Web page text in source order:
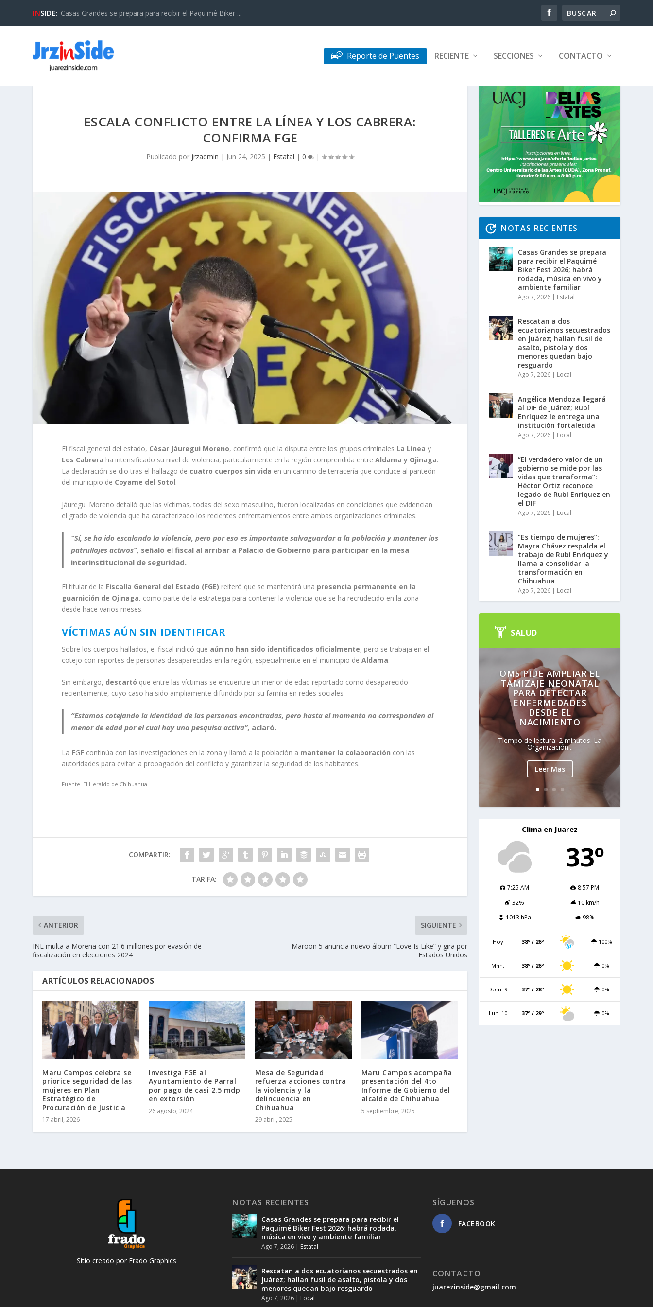
INSIDE: Casas Grandes se prepara para recibir el Paquimé Biker ...
Reporte de Puentes RECIENTE SECCIONES CONTACTO
ESCALA CONFLICTO ENTRE LA LÍNEA Y LOS CABRERA:
CONFIRMA FGE
Publicado por jrzadmin | Jun 24, 2025 | Estatal |0 |
El fiscal general del estado, César Jáuregui Moreno, confirmó que la disputa entre los grupos criminales La Línea y
Los Cabrera ha intensificado su nivel de violencia, particularmente en la región comprendida entreAldama y Ojinaga.
La declaración se dio tras el hallazgo de cuatro cuerpos sin vida en un camino de terracería que conduce al panteón
del municipio de Coyame del Sotol.
Jáuregui Moreno detalló que las víctimas, todas del sexo masculino, fueron localizadas en condiciones que evidencian
el grado de violencia que ha caracterizado los recientes enfrentamientos entre ambas organizaciones criminales.
“Sí, se ha ido escalando la violencia, pero por eso es importante salvaguardar a la población y mantener los
patrullajes activos”, señaló el fiscal al arribar a Palacio de Gobierno para participar en la mesa
interinstitucional de seguridad.
El titular de la Fiscalía General del Estado (FGE) reiteró que se mantendrá una presencia permanente en la
guarnición de Ojinaga, como parte de la estrategia para contener la violencia que se ha recrudecido en la zona
desde hace varios meses.
VÍCTIMAS AÚN SIN IDENTIFICAR
Sobre los cuerpos hallados, el fiscal indicó que aún no han sido identificados oficialmente, pero se trabaja en el
cotejo con reportes de personas desaparecidas en la región, especialmente en el municipio deAldama.
Sin embargo, descartó que entre las víctimas se encuentre un menor de edad reportado como desaparecido
recientemente, cuyo caso ha sido ampliamente difundido por su familia en redes sociales.
“Estamos cotejando la identidad de las personas encontradas, pero hasta el momento no corresponden al
menor de edad por el cual hay una pesquisa activa”, aclaró.
La FGE continúa con las investigaciones en la zona y llamó a la población a mantener la colaboración con las
autoridades para evitar la propagación del conflicto y garantizar la seguridad de los habitantes.
Fuente: El Heraldo de Chihuahua
COMPARTIR:
TARIFA:
ANTERIOR
INE multa a Morena con 21.6 millones por evasión de
fiscalización en elecciones 2024
SIGUIENTE
Maroon 5 anuncia nuevo álbum “Love Is Like” y gira por
Estados Unidos
ARTÍCULOS RELACIONADOS
Maru Campos celebra se
priorice seguridad de las
mujeres en Plan
Estratégico de
Procuración de Justicia
17 abril, 2026
Investiga FGE al
Ayuntamiento de Parral
por pago de casi 2.5 mdp
en extorsión
26 agosto, 2024
Mesa de Seguridad
refuerza acciones contra
la violencia y la
delincuencia en
Chihuahua
29 abril, 2025
Maru Campos acompaña
presentación del 4to
Informe de Gobierno del
alcalde de Chihuahua
5 septiembre, 2025
NOTAS RECIENTES
Casas Grandes se prepara
para recibir el Paquimé
Biker Fest 2026; habrá
rodada, música en vivo y
ambiente familiar
Ago 7, 2026 | Estatal
Rescatan a dos
ecuatorianos secuestrados
en Juárez; hallan fusil de
asalto, pistola y dos
menores quedan bajo
resguardo
Ago 7, 2026 | Local
Angélica Mendoza llegará
al DIF de Juárez; Rubí
Enríquez le entrega una
institución fortalecida
Ago 7, 2026 | Local
“El verdadero valor de un
gobierno se mide por las
vidas que transforma”:
Héctor Ortiz reconoce
legado de Rubí Enríquez en
el DIF
Ago 7, 2026 | Local
“Es tiempo de mujeres”:
Mayra Chávez respalda el
trabajo de Rubí Enríquez y
llama a consolidar la
transformación en
Chihuahua
Ago 7, 2026 | Local
SALUD
OMS PIDE AMPLIAR EL
TAMIZAJE NEONATAL
PARA DETECTAR
ENFERMEDADES
DESDE EL
NACIMIENTO
Tiempo de lectura: 2 minutos. La
Organización...
Leer Mas
Clima en Juarez
33º
7:25 AM
8:57 PM
32%
10 km/h
1013 hPa
98%
Hoy 38º / 26º 100%
Mñn. 38º / 26º 0%
Dom. 9 37º / 28º 0%
Lun. 10 37º / 29º 0%
Sitio creado por Frado Graphics
NOTAS RECIENTES
Casas Grandes se prepara para recibir el
Paquimé Biker Fest 2026; habrá rodada,
música en vivo y ambiente familiar
Ago 7, 2026 | Estatal
Rescatan a dos ecuatorianos secuestrados en
Juárez; hallan fusil de asalto, pistola y dos
menores quedan bajo resguardo
Ago 7, 2026 | Local
SÍGUENOS
FACEBOOK
CONTACTO
juarezinside@gmail.com